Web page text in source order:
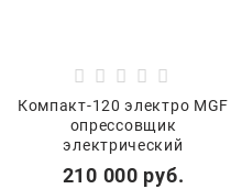
Компакт-120 электро MGF
опрессовщик
электрический
210 000 руб.